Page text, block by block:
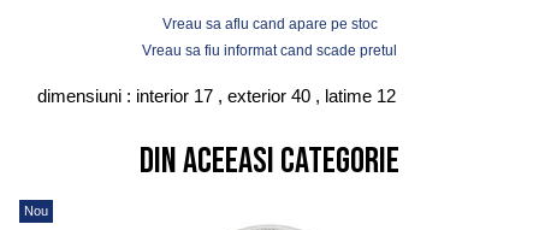
Vreau sa aflu cand apare pe stoc
Vreau sa fiu informat cand scade pretul
dimensiuni : interior 17 , exterior 40 , latime 12
Din aceeasi categorie
Nou